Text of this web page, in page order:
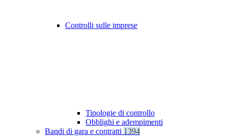
Controlli sulle imprese
Tipologie di controllo
Obblighi e adempimenti
Bandi di gara e contratti 1394